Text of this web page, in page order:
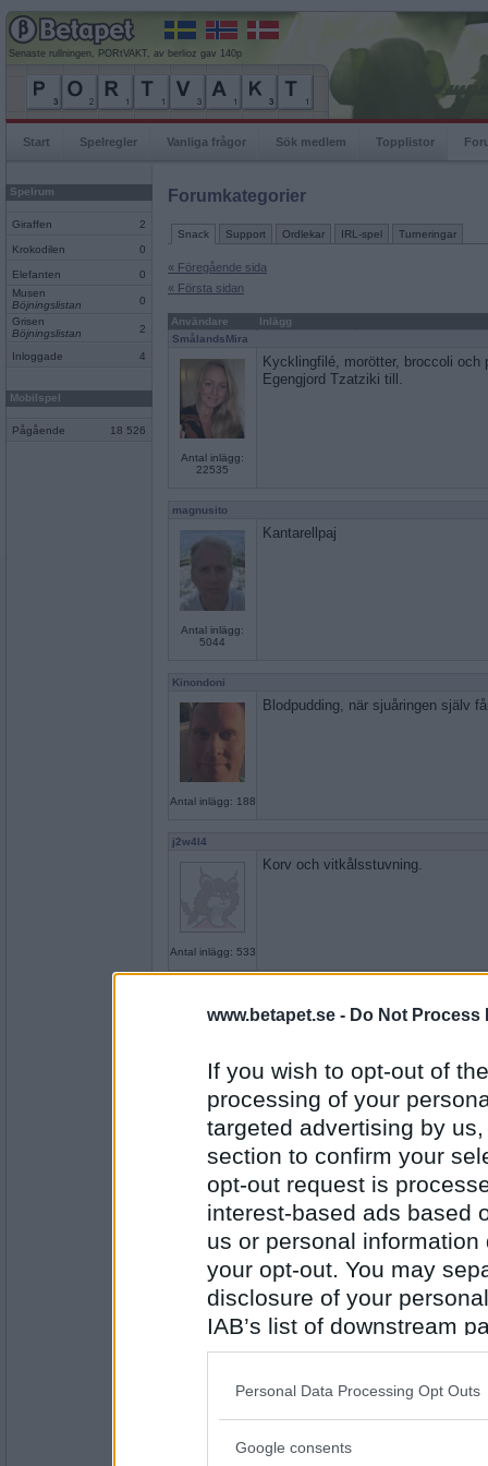
www.betapet.se - Do Not Process
If you wish to opt-out of
processing of your
targeted advertising by
section to confirm your
opt-out request is
interest-based ads based
us or personal
your opt-out. You may
disclosure of your
IAB’s list of downstream
also be disclosed by us
Downstream Participants
Please note that this
Personal Data Processing Opt Outs
Google consents
Senaste rullningen, PORtVAKT, av berlioz gav 140p
Start Spelregler Vanliga frågor Sök medlem Topplistor
Spelrum
Giraffen 2
Krokodilen 0
Elefanten
0
Musen
Böjningslistan
0
Grisen
Böjningslistan
2
Inloggade 4
Mobilspel
Pågående 18 526
Forumkategorier
Snack Support Ordlekar IRL-spel Turneringar
« Föregående sida
« Första sidan
Användare
Inlägg
SmålandsMira
Antal inlägg:
22535
Kycklingfilé, morötter, broccoli och
Egengjord Tzatziki till.
magnusito
Antal inlägg:
5044
Kantarellpaj
Kinondoni
Antal inlägg: 188
Blodpudding, när sjuåringen själv
j2w4l4
Antal inlägg: 533
Korv och vitkålsstuvning.
Antal inlägg:
2515
Fiskgratäng!!! Till kvällen
Kim-81- Ej medlem längre
Antal inlägg: 915
Grillat med hemgjord fräsch
- Administratör
Kokat potatispalt och till det stekt